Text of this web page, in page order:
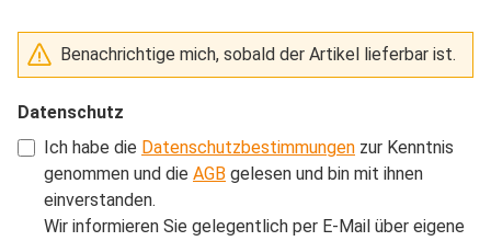
Benachrichtige mich, sobald der Artikel lieferbar ist.
Datenschutz
Ich habe die Datenschutzbestimmungen zur Kenntnis
genommen und die AGB gelesen und bin mit ihnen
einverstanden.
Wir informieren Sie gelegentlich per E-Mail über eigene